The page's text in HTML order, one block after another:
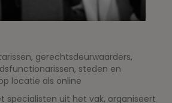
gerechtsdeurwaarders,
steden en
locatie als online
specialisten uit het vak, organiseert